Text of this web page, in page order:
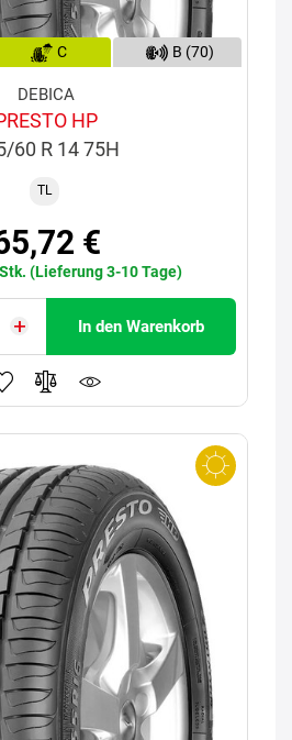
C B (70)
DEBICA
HP
60 R 14 75H
TL
€
(Lieferung 3-10 Tage)
In den Warenkorb